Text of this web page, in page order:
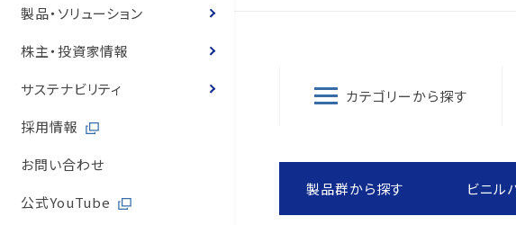
企業理念
役員紹介
国内・海外事業拠点
グループ会社一覧
旭有機材の歴史
会社案内
製品・ソリューション
バルブサイジングソフト
安全データシート（SDS）
お客様の声
株主・投資家情報
IR資料室
統合報告書
株式情報
個人投資家の皆様へ
IRニュース
サステナビリティ
S.社会
知的財産への投資
取引先との公正・適切な取引
地域社会への貢献
G.ガバナンス
取引先からの相談・通報制度
採用情報
お問い合わせ
公式YouTube
カテゴリーから探す
製品群から探す ビニル